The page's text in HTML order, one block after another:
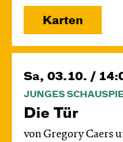
Karten
Sa, 03.10. /
JUNGES
Die Tür
von Gregory Caers